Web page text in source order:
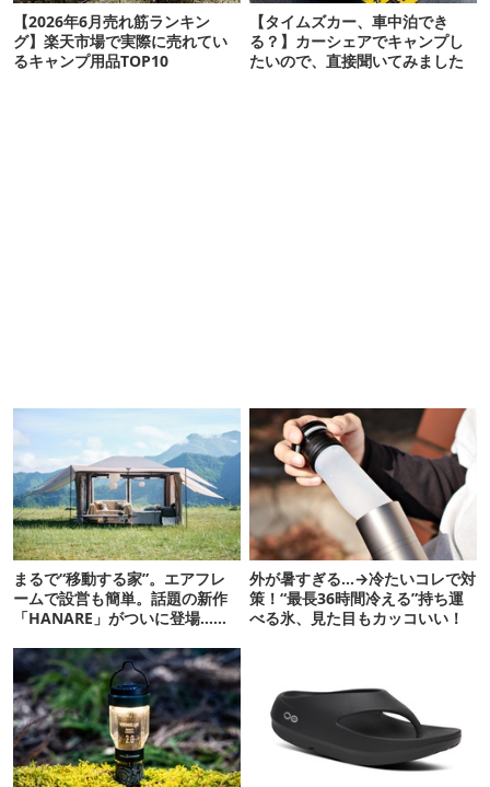
【2026年6月売れ筋ランキン
グ】楽天市場で実際に売れてい
るキャンプ用品TOP10
【タイムズカー、車中泊でき
る？】カーシェアでキャンプし
たいので、直接聞いてみました
まるで“移動する家”。エアフレ
ームで設営も簡単。話題の新作
「HANARE」がついに登場…！
外が暑すぎる…→冷たいコレで対
策！“最長36時間冷える”持ち運
べる氷、見た目もカッコいい！